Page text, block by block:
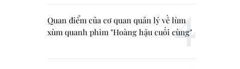
Quan điểm của cơ quan quản lý về lùm
xùm quanh phim "Hoàng hậu cuối cùng"